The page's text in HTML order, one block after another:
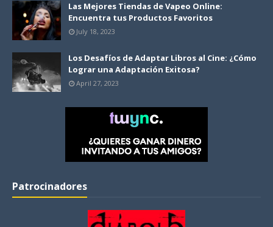
Las Mejores Tiendas de Vapeo Online:
Encuentra tus Productos Favoritos
July 18, 2023
Los Desafíos de Adaptar Libros al Cine: ¿Cómo
Lograr una Adaptación Exitosa?
April 27, 2023
Patrocinadores